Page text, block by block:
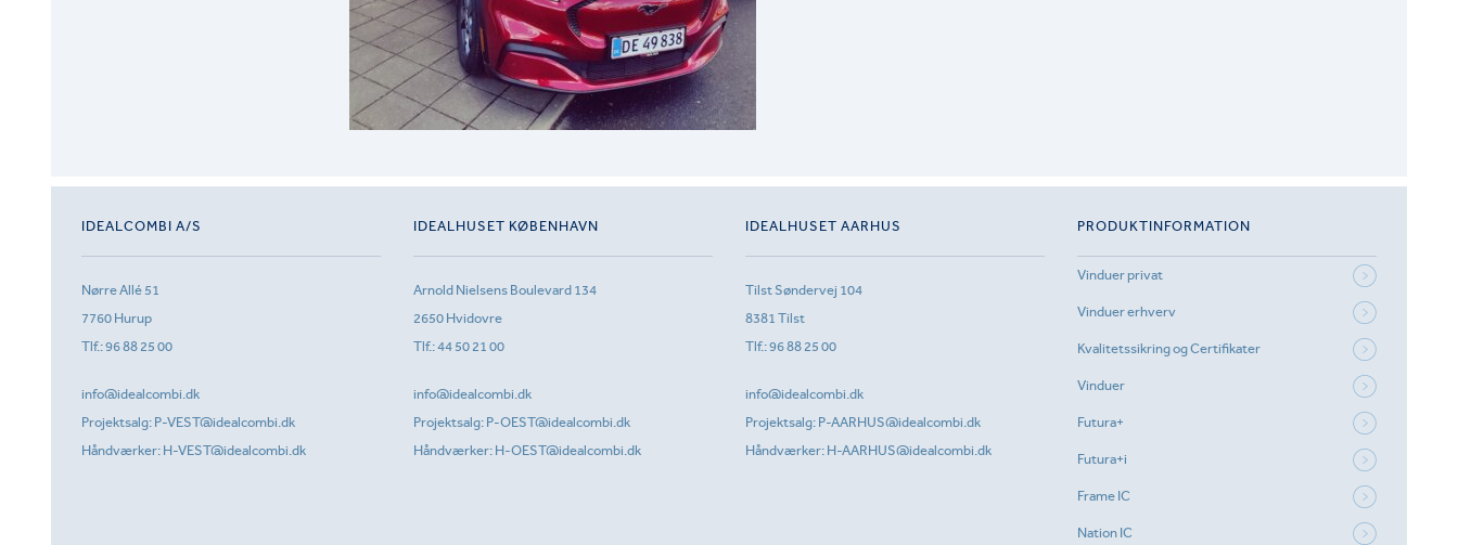
IDEALCOMBI A/S
Nørre Allé 51
7760 Hurup
Tlf.:96 88 25 00
info@idealcombi.dk
Projektsalg: P-VEST@idealcombi.dk
Håndværker: H-VEST@idealcombi.dk
IDEALHUSET KØBENHAVN
Arnold Nielsens Boulevard 134
2650 Hvidovre
Tlf.:44 50 21 00
info@idealcombi.dk
Projektsalg: P-OEST@idealcombi.dk
Håndværker: H-OEST@idealcombi.dk
IDEALHUSET AARHUS
Tilst Søndervej 104
8381 Tilst
Tlf.:96 88 25 00
info@idealcombi.dk
Projektsalg: P-AARHUS@idealcombi.dk
Håndværker: H-AARHUS@idealcombi.dk
PRODUKTINFORMATION
Vinduer privat
Vinduer erhverv
Kvalitetssikring og Certifikater
Vinduer
Futura+
Futura+i
Frame IC
Nation IC